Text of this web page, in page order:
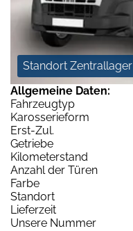
Standort Zentrallager
Allgemeine Daten:
Fahrzeugtyp
Karosserieform
Erst-Zul.
Getriebe
Kilometerstand
Anzahl der Türen
Farbe
Standort
Lieferzeit
Unsere Nummer